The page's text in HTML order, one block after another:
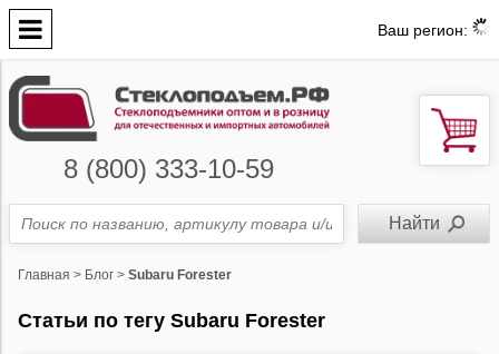
Ваш регион:
8 (800) 333-10-59
Главная > Блог > Subaru Forester
Статьи по тегу Subaru Forester